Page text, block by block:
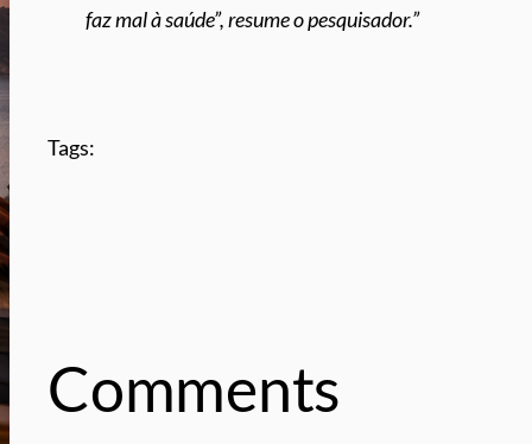
faz mal à saúde”, resume o pesquisador.”
Tags:
Comments